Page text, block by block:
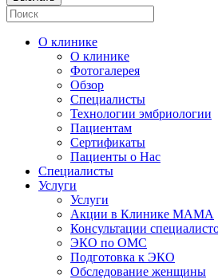
О клинике
О клинике
Фотогалерея
Обзор
Специалисты
Технологии эмбриологии
Пациентам
Сертификаты
Пациенты о Нас
Специалисты
Услуги
Услуги
Акции в Клинике МАМА
Консультации
ЭКО по ОМС
Подготовка к ЭКО
Обследование женщины